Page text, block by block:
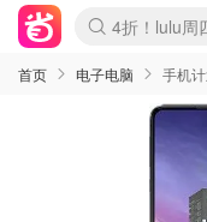
Boticinal 夏
4折！lulu周
还没结束！
Joybuy变相
速领！
疑似霸哥！
Zalando 奥
Moncler反
Coach
首页 电子电脑 手机